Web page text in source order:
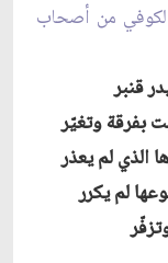
من أصحاب
قنبر
بفرقة وتغيّر
الذي لم يعذر
لم يكرر